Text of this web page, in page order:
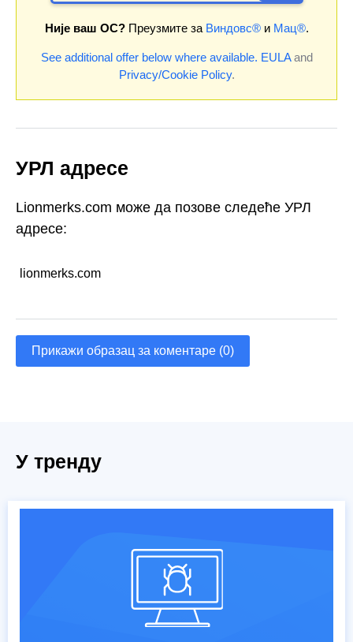
Није ваш ОС?Преузмите за Виндовс®и Мац®.
See additional offer below where available. EULAand
Privacy/Cookie Policy.
УРЛ адресе
Lionmerks.com може да позове следеће УРЛ
адресе:
lionmerks.com
Прикажи образац за коментаре (0)
У тренду